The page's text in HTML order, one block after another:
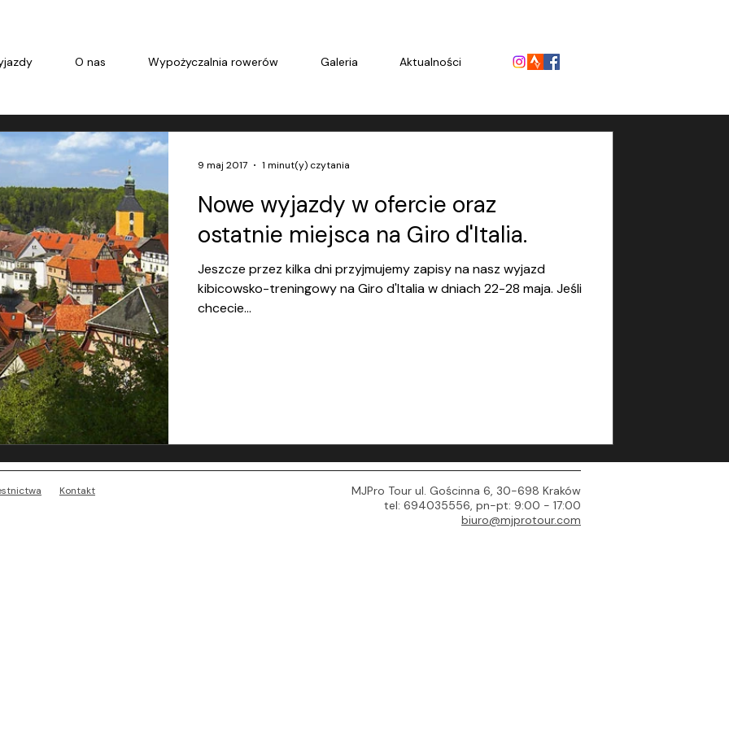
O nas Wypożyczalnia rowerów Galeria Aktualności
Nowe wyjazdy w ofercie oraz
ostatnie miejsca na Giro d'Italia.
Jeszcze przez kilka dni przyjmujemy zapisy na nasz wyjazd
kibicowsko-treningowy na Giro d'Italia w dniach 22-28 maja. Jeśli
chcecie...
9 maj 2017 1 minut(y) czytania
Kontakt
MJPro Tour ul. Gościnna 6, 30-698 Kraków
tel: 694035556, pn-pt: 9:00 - 17:00
biuro@mjprotour.com